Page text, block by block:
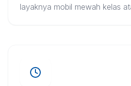
layaknya mobil mewah kelas